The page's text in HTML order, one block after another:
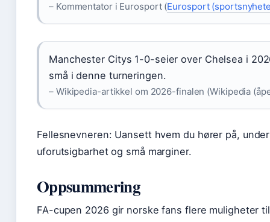
– Kommentator i Eurosport (Eurosport
Manchester Citys 1-0-seier over Chelsea i
små i denne turneringen.
– Wikipedia-artikkel om 2026-finalen (Wikipedia
Fellesnevneren: Uansett hvem du hører på,
uforutsigbarhet og små marginer.
Oppsummering
FA-cupen 2026 gir norske fans flere muligheter